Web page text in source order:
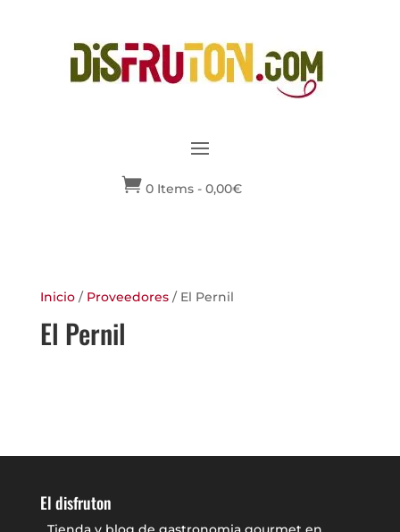
 0 Items - 0,00€
Inicio/ Proveedores/ El Pernil
El Pernil
El disfruton